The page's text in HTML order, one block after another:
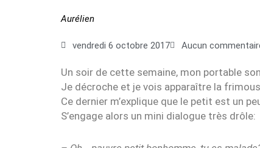
Aurélien
vendredi 6 octobre 2017 Aucun
Un soir de cette semaine, mon portable
Je décroche et je vois apparaître la
Ce dernier m’explique que le petit est un
S’engage alors un mini dialogue très drôle: